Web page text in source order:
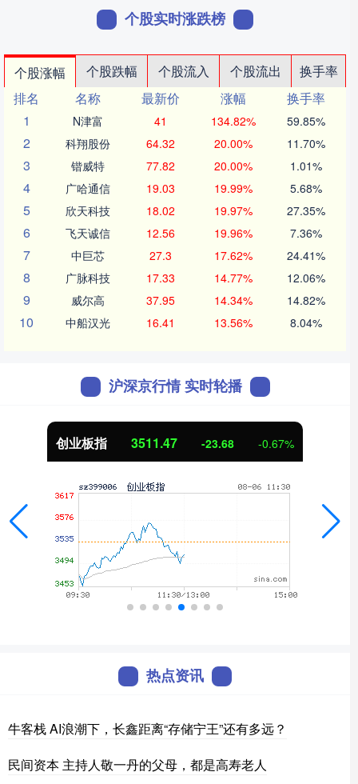
个股实时涨跌榜
个股涨幅 个股跌幅 个股流入 个股流出
换手率
排名
名称 最新价 涨幅
换手率
1
N津富 41 134.82% 59.85%
2 科翔股份 64.32 20.00% 11.70%
3 锴威特 77.82 20.00% 1.01%
4 广哈通信 19.03 19.99% 5.68%
5 欣天科技 18.02 19.97% 27.35%
6 飞天诚信 12.56 19.96% 7.36%
7 中巨芯 27.3 17.62% 24.41%
8 广脉科技 17.33 14.77% 12.06%
9 威尔高 37.95 14.34% 14.82%
10 中船汉光 16.41 13.56% 8.04%
沪深京行情 实时轮播
创业板指 3511.47 -23.68 -0.67%
热点资讯
牛客栈 AI浪潮下，长鑫距离“存储宁王”还有多远？
民间资本 主持人敬一丹的父母，都是高寿老人